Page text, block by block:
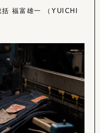
福富雄一 （YUICHI